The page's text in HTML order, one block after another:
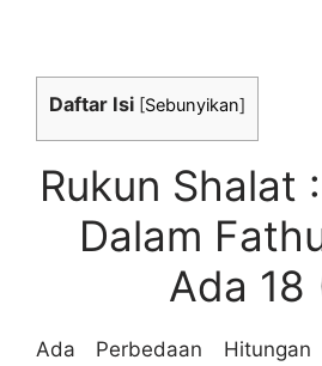
Daftar Isi [Sebunyikan]
Rukun Shalat
Dalam
Ada 18
Ada Perbedaan